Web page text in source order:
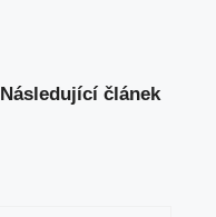
Následující článek